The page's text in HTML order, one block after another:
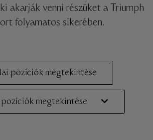
akarják venni részüket a Triumph
folyamatos sikerében.
pozíciók megtekintése
pozíciók megtekintése